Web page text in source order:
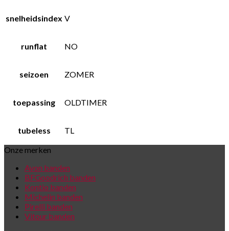
snelheidsindex V
runflat NO
seizoen ZOMER
toepassing OLDTIMER
tubeless
TL
Onze merken
Avon banden
BFGoodrich banden
Kontio banden
Michelin banden
Pirelli banden
Vitour banden